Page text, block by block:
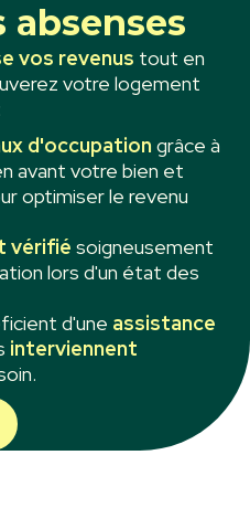
absenses
vos revenus tout en
votre logement
d'occupation grâce à
avant votre bien et
optimiser le revenu
vérifié soigneusement
lors d'un état des
d'une assistance
interviennent